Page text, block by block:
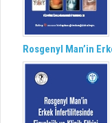
Rosgenyl Man’in